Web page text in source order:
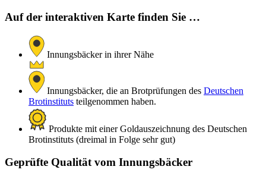
Auf der interaktiven Karte finden Sie …
Innungsbäcker in ihrer Nähe
Innungsbäcker, die an Brotprüfungen des Deutschen
Brotinstituts teilgenommen haben.
Produkte mit einer Goldauszeichnung des Deutschen
Brotinstituts (dreimal in Folge sehr gut)
Geprüfte Qualität vom Innungsbäcker